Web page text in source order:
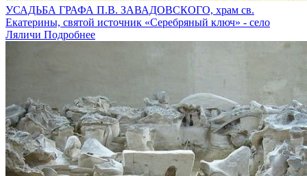
УСАДЬБА ГРАФА П.В. ЗАВАДОВСКОГО, храм св.
Екатерины, святой источник «Серебряный ключ» - село
Ляличи Подробнее